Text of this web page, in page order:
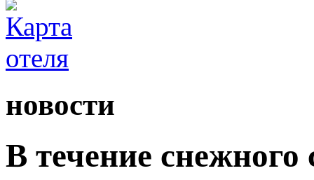
новости
В течение снежного